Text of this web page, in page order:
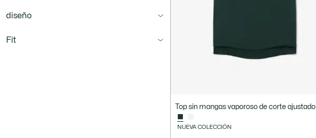
diseño
Fit
Top sin mangas vaporoso de corte ajustado
NUEVA COLECCIÓN